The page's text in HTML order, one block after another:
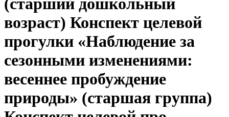
возраст) Конспект целевой
прогулки «Наблюдение за
сезонными изменениями:
весеннее пробуждение
природы» (старшая группа)